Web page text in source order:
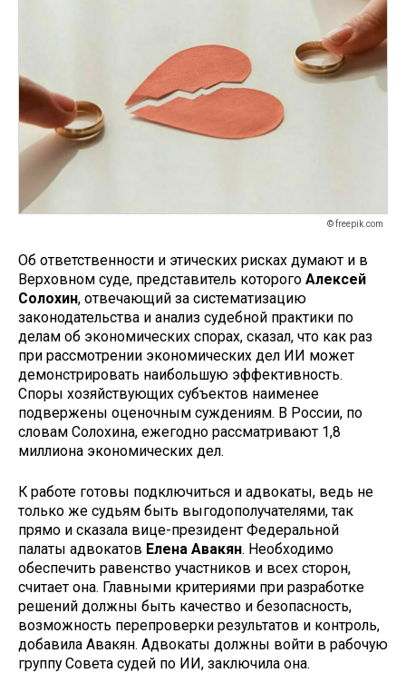
© freepik.com
Об ответственности и этических рисках думают и в
Верховном суде, представитель которого Алексей
Солохин, отвечающий за систематизацию
законодательства и анализ судебной практики по
делам об экономических спорах, сказал, что как раз
при рассмотрении экономических дел ИИ может
демонстрировать наибольшую эффективность.
Споры хозяйствующих субъектов наименее
подвержены оценочным суждениям. В России, по
словам Солохина, ежегодно рассматривают 1,8
миллиона экономических дел.
К работе готовы подключиться и адвокаты, ведь не
только же судьям быть выгодополучателями, так
прямо и сказала вице-президент Федеральной
палаты адвокатов Елена Авакян. Необходимо
обеспечить равенство участников и всех сторон,
считает она. Главными критериями при разработке
решений должны быть качество и безопасность,
возможность перепроверки результатов и контроль,
добавила Авакян. Адвокаты должны войти в рабочую
группу Совета судей по ИИ, заключила она.